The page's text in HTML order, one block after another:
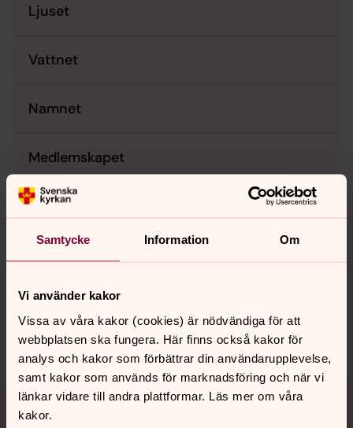
Samtycke Information Om
Vi använder kakor
Vissa av våra kakor (cookies) är nödvändiga för att
webbplatsen ska fungera. Här finns också kakor för
analys och kakor som förbättrar din användarupplevelse,
samt kakor som används för marknadsföring och när vi
länkar vidare till andra plattformar. Läs mer om våra
kakor.
Ljuset
Vattnet
Namnet
Medlemskapet
Senast ändrad 28 mars 2023
Synpunkter eller frågor på sidans
Dela
Tillbaka till toppen
Tillbaka till innehållet